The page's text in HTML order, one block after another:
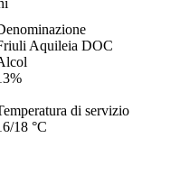
Aquileia DOC
di servizio
18 °C